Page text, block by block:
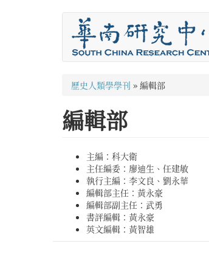
您
在
這
歷史人類學學刊 » 編輯部
編輯部
主編：科大衛
主任編委：廖迪生、任建敏
執行主編：李文良、劉永華
編輯部主任：黃永豪
編輯部副主任：武勇
書評編輯：黃永豪
英文編輯：黃智雄